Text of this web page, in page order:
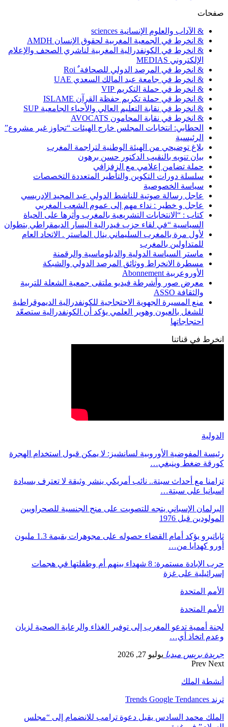
صفحات
& الآداب والعلوم الإنسانية sciences
& انخرط في الجمعية المغربية لحقوق الإنسان AMDH
& انخرط في الكونفدرالية المغربية لناشري الصحف والإعلام
الإلكتروني MEDIAS
& انخرط في المرصد الدولي للصحافة ٌ Roi
& انخرط في جامعة عبد المالك السعدي UAE
& انخرط في حملة التكريم VIP
& انخرط في حملة تكريم حفظة القرآن ISLAME
& انخرط في نقابة التعليم العالي والأحياء الجامعية SUP
& انخرط في نقابة المحامون AVOCATS
الحطابي: انتخابات المجلس خارج الهيئات “تجاوز غير مشروع”
الرئيسية
بلاغ توضيحي من الهيئة الوطنية لتراجمة المغرب
بيان تنويه بالنقيب الدكتور حسن برهون
حملة تضامن إعلامي مع الزفزافي
سلسلة دورات التكوين والتأطير المتعددة التخصصات
سياسة الخصوصية
عاجل رسالة صوتية للناشط الدولي عبد المجيد الإدريسي
عاجل و خطير : نداء مهم إلى عموم الشعب المغربي
كتاب : “الانتخابات التشريعية بالمغرب وأثرها على الحياة
السياسية “في لقاء حزب فيدرالية اليسار الديمقراطي بتطوان
لأول مرة بالمغرب السليماني ينال الماستر . الاتحاد العام
للمتداولين بالمغرب
ماستر السياسة الدولية والدبلوماسية والرقمنة
مسطرة الانخراط ووثائق المرصد الدولي والشبكة
الأوروعربية Abonnement
معرض صور وأشرطة فيديو ملتقى جمعية الشعلة للتربية
والثقافة ASSO
منع المسيرة الجهوية الاحتجاجية للكونفدرالية الديموقراطية
للشغل بالعيون وهوير العلمي يؤكد أن الكونفدرالية ستصعّد
احتجاجاتها
انخرط في قناتنا
الدولية
رئيسة المفوضية الأوروبية لسانشيز: لا يمكن قبول استخدام الهجرة
كورقة ضغط وينبغي…
تزامنا مع أحداث سبتة.. نائب أمريكي ينشر وثيقة لا تعترف بسيادة
اسبانيا على سبتة…
البرلمان الإسباني يتجه للتصويت على منح الجنسية للصحراويين
المولودين قبل 1976
ثاباتيرو يؤكد أمام القضاء حصوله على مجوهرات بقيمة 1.3 مليون
أورو كهدايا من…
حرب الإبادة مستمرة: 8 شهداء بينهم أم وطفلتها في هجمات
إسرائيلية على غزة
الأمم المتحدة
الأمم المتحدة
لجنة أممية تدعو المغرب إلى توفير الغذاء والرعاية الصحية لزيان
وعدم اتخاذ أي…
جريدة بريس ميديا يوليو 27, 2026
Prev Next
أنشطة الملك
ترند Trends Google Tendances
الملك محمد السادس يقبل دعوة ترامب للانضمام إلى “مجلس